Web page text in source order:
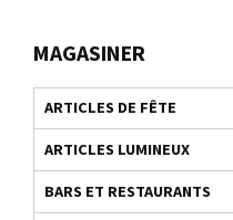
MAGASINER
ARTICLES DE FÊTE
ARTICLES LUMINEUX
BARS ET RESTAURANTS